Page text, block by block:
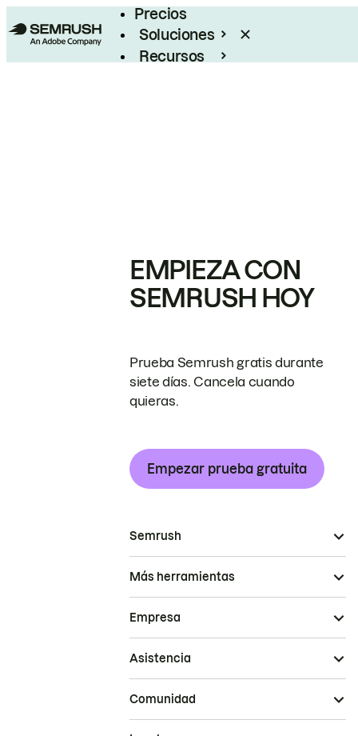
Precios
Soluciones
Recursos
EMPIEZA CON
SEMRUSH HOY
Prueba Semrush gratis durante
siete días. Cancela cuando
quieras.
Empezar prueba gratuita
Semrush
Más herramientas
Empresa
Asistencia
Comunidad